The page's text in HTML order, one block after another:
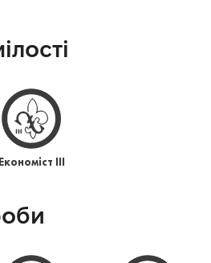
Економіст ІІІ